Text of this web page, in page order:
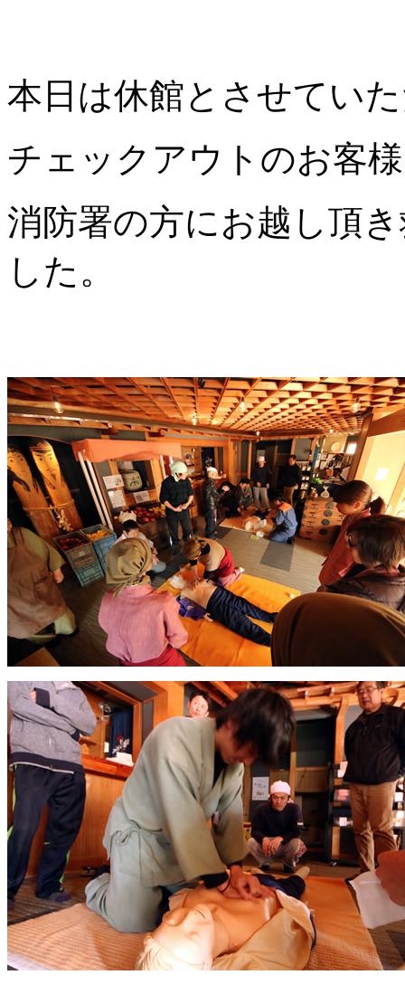
本日は休館とさせてい
チェックアウトのお客
消防署の方にお越し頂
した。